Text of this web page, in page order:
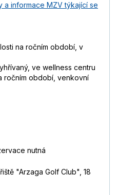
a informace MZV týkající se
na ročním období, v
ve wellness centru
ročním období, venkovní
nutná
"Arzaga Golf Club", 18